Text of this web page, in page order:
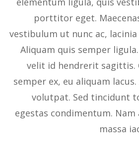
porttitor eget.
vestibulum ut nunc ac,
Aliquam quis semper
velit id hendrerit sagittis.
semper ex, eu aliquam
volutpat. Sed tincidunt
egestas condimentum. Nam
massa